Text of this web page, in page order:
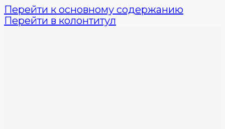
Перейти к основному содержанию
Перейти в колонтитул